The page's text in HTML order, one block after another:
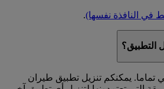
في النافذة نفسها).
التطبيق؟
تماما. يمكنكم تنزيل تطبيق طيران